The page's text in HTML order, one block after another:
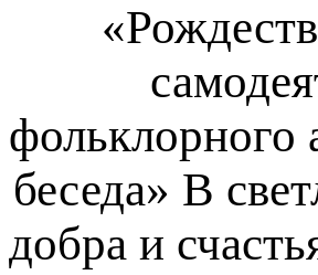
фольклорного
беседа» В
добра и